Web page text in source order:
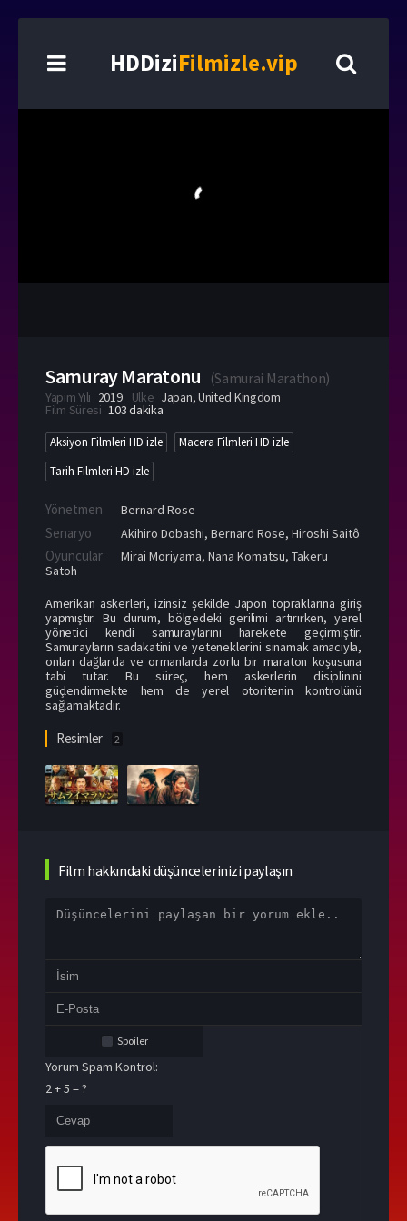
HDDiziFilmizle.vip
Samuray Maratonu (Samurai Marathon)
Yapım Yılı 2019 Ülke Japan,United Kingdom
Film Süresi 103 dakika
Aksiyon Filmleri HD izle
Macera Filmleri HD izle
Tarih Filmleri HD izle
Yönetmen Bernard Rose
Senaryo Akihiro Dobashi, Bernard Rose, Hiroshi Saitô
Oyuncular Mirai Moriyama, Nana Komatsu, Takeru
Satoh
Amerikan askerleri, izinsiz şekilde Japon topraklarına giriş
yapmıştır. Bu durum, bölgedeki gerilimi artırırken, yerel
yönetici kendi samuraylarını harekete geçirmiştir.
Samurayların sadakatini ve yeteneklerini sınamak amacıyla,
onları dağlarda ve ormanlarda zorlu bir maraton koşusuna
tabi tutar. Bu süreç, hem askerlerin disiplinini
güçlendirmekte hem de yerel otoritenin kontrolünü
sağlamaktadır.
Resimler 2
Film hakkındaki düşüncelerinizi paylaşın
Spoiler
Yorum Spam Kontrol:
2 + 5 = ?